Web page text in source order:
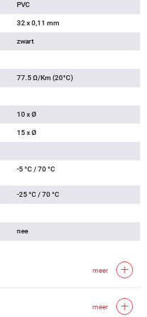
PVC
32 x 0,11 mm
zwart
77.5 Ω/Km (20°C)
10 x Ø
15 x Ø
-5 °C / 70 °C
-25 °C / 70 °C
nee
meer
meer